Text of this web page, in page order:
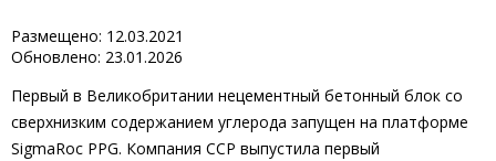
Размещено: 12.03.2021
Обновлено: 23.01.2026
Первый в Великобритании нецементный бетонный блок со
сверхнизким содержанием углерода запущен на платформе
SigmaRoc PPG. Компания CCP выпустила первый